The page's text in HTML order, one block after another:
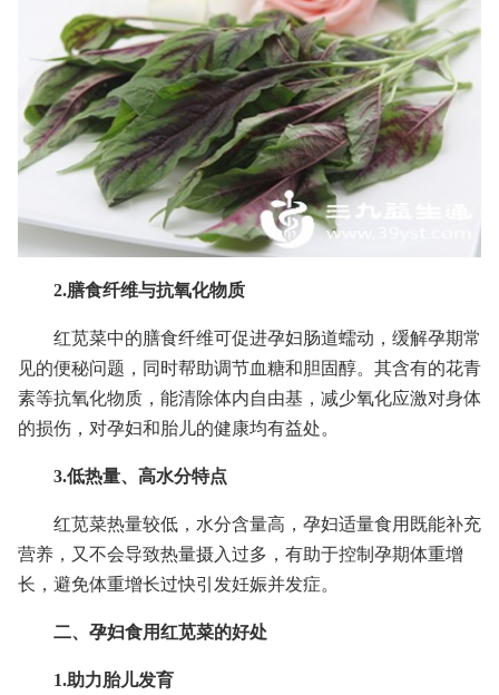
2.膳食纤维与抗氧化物质
红苋菜中的膳食纤维可促进孕妇肠道蠕动，缓解孕期常
见的便秘问题，同时帮助调节血糖和胆固醇。其含有的花青
素等抗氧化物质，能清除体内自由基，减少氧化应激对身体
的损伤，对孕妇和胎儿的健康均有益处。
3.低热量、高水分特点
红苋菜热量较低，水分含量高，孕妇适量食用既能补充
营养，又不会导致热量摄入过多，有助于控制孕期体重增
长，避免体重增长过快引发妊娠并发症。
二、孕妇食用红苋菜的好处
1.助力胎儿发育